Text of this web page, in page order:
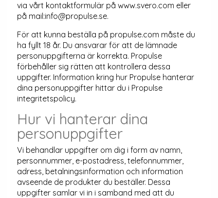
via vårt kontaktformulär på www.svero.com eller
på mail:info@propulse.se.
För att kunna beställa på propulse.com måste du
ha fyllt 18 år. Du ansvarar för att de lämnade
personuppgifterna är korrekta. Propulse
förbehåller sig rätten att kontrollera dessa
uppgifter. Information kring hur Propulse hanterar
dina personuppgifter hittar du i Propulse
integritetspolicy.
Hur vi hanterar dina
personuppgifter
Vi behandlar uppgifter om dig i form av namn,
personnummer, e-postadress, telefonnummer,
adress, betalningsinformation och information
avseende de produkter du beställer. Dessa
uppgifter samlar vi in i samband med att du